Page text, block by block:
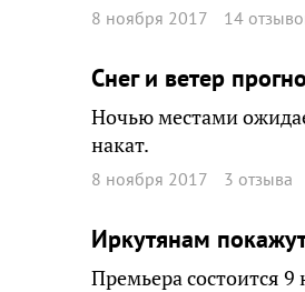
8 ноября 2017 14
Снег и ветер
Ночью местами
накат.
8 ноября 2017 3 отзыва
Иркутянам
Премьера состоится 9